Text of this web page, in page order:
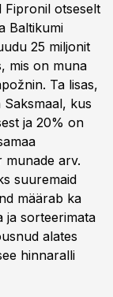
Fipronil otseselt
Baltikumi
25 miljonit
mis on muna
Ta lisas,
kus
ja 20% on
arv.
suuremaid
määrab ka
ja sorteerimata
alates
hinnaralli